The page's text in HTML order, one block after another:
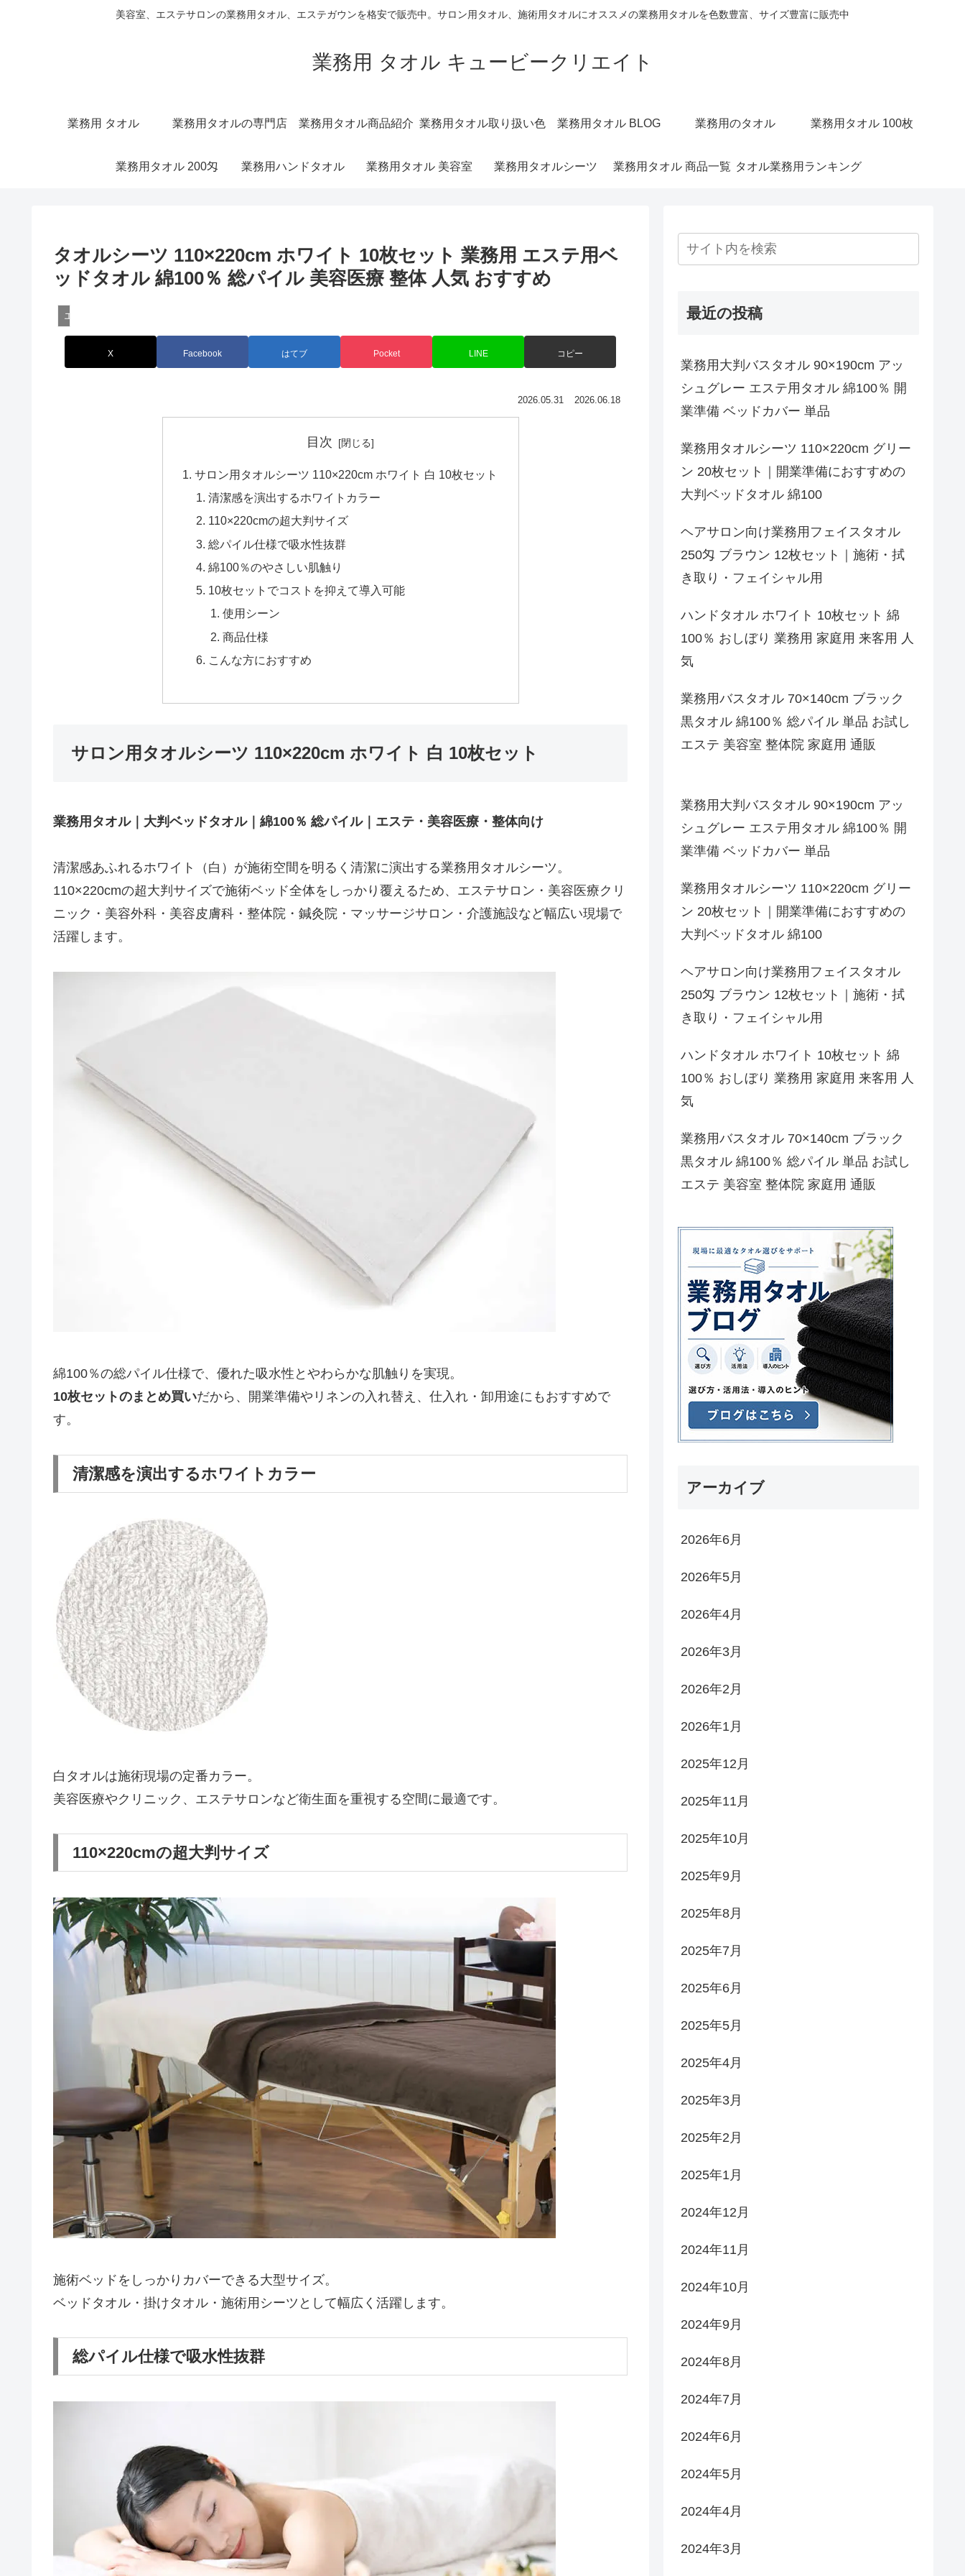
美容室、エステサロンの業務用タオル、エステガウンを格安で販売中。サロン用タオル、施術用タオルにオススメの業務用タオルを色数豊富、サイズ豊富に販売中
業務用 タオル キュービークリエイト
業務用 タオル 業務用タオルの専門店 業務用タオル商品紹介 業務用タオル取り扱い色 業務用タオル BLOG 業務用のタオル 業務用タオル 100枚
業務用タオル 200匁 業務用ハンドタオル 業務用タオル 美容室 業務用タオルシーツ 業務用タオル 商品一覧 タオル業務用ランキング
タオルシーツ 110×220cm ホワイト 10枚セット 業務用 エステ用ベ
ッドタオル 綿100％ 総パイル 美容医療 整体 人気 おすすめ
エステ用タオルシーツ
X Facebook はてブ Pocket LINE コピー
2026.05.31 2026.06.18
目次
サロン用タオルシーツ 110×220cm ホワイト 白 10枚セット
清潔感を演出するホワイトカラー
110×220cmの超大判サイズ
総パイル仕様で吸水性抜群
綿100％のやさしい肌触り
10枚セットでコストを抑えて導入可能
使用シーン
商品仕様
こんな方におすすめ
サロン用タオルシーツ 110×220cm ホワイト 白 10枚セット
業務用タオル｜大判ベッドタオル｜綿100％ 総パイル｜エステ・美容医療・整体向け
清潔感あふれるホワイト（白）が施術空間を明るく清潔に演出する業務用タオルシーツ。
110×220cmの超大判サイズで施術ベッド全体をしっかり覆えるため、エステサロン・美容医療クリ
ニック・美容外科・美容皮膚科・整体院・鍼灸院・マッサージサロン・介護施設など幅広い現場で
活躍します。
綿100％の総パイル仕様で、優れた吸水性とやわらかな肌触りを実現。
10枚セットのまとめ買いだから、開業準備やリネンの入れ替え、仕入れ・卸用途にもおすすめで
す。
清潔感を演出するホワイトカラー
白タオルは施術現場の定番カラー。
美容医療やクリニック、エステサロンなど衛生面を重視する空間に最適です。
110×220cmの超大判サイズ
施術ベッドをしっかりカバーできる大型サイズ。
ベッドタオル・掛けタオル・施術用シーツとして幅広く活躍します。
総パイル仕様で吸水性抜群
最近の投稿
業務用大判バスタオル 90×190cm アッ
シュグレー エステ用タオル 綿100％ 開
業準備 ベッドカバー 単品
業務用タオルシーツ 110×220cm グリー
ン 20枚セット｜開業準備におすすめの
大判ベッドタオル 綿100
ヘアサロン向け業務用フェイスタオル
250匁 ブラウン 12枚セット｜施術・拭
き取り・フェイシャル用
ハンドタオル ホワイト 10枚セット 綿
100％ おしぼり 業務用 家庭用 来客用 人
気
業務用バスタオル 70×140cm ブラック
黒タオル 綿100％ 総パイル 単品 お試し
エステ 美容室 整体院 家庭用 通販
業務用大判バスタオル 90×190cm アッ
シュグレー エステ用タオル 綿100％ 開
業準備 ベッドカバー 単品
業務用タオルシーツ 110×220cm グリー
ン 20枚セット｜開業準備におすすめの
大判ベッドタオル 綿100
ヘアサロン向け業務用フェイスタオル
250匁 ブラウン 12枚セット｜施術・拭
き取り・フェイシャル用
ハンドタオル ホワイト 10枚セット 綿
100％ おしぼり 業務用 家庭用 来客用 人
気
業務用バスタオル 70×140cm ブラック
黒タオル 綿100％ 総パイル 単品 お試し
エステ 美容室 整体院 家庭用 通販
アーカイブ
2026年6月
2026年5月
2026年4月
2026年3月
2026年2月
2026年1月
2025年12月
2025年11月
2025年10月
2025年9月
2025年8月
2025年7月
2025年6月
2025年5月
2025年4月
2025年3月
2025年2月
2025年1月
2024年12月
2024年11月
2024年10月
2024年9月
2024年8月
2024年7月
2024年6月
2024年5月
2024年4月
2024年3月